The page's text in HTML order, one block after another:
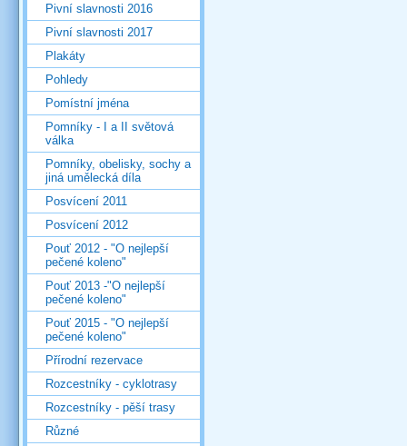
Pivní slavnosti 2016
Pivní slavnosti 2017
Plakáty
Pohledy
Pomístní jména
Pomníky - I a II světová
válka
Pomníky, obelisky, sochy a
jiná umělecká díla
Posvícení 2011
Posvícení 2012
Pouť 2012 - "O nejlepší
pečené koleno"
Pouť 2013 -"O nejlepší
pečené koleno"
Pouť 2015 - "O nejlepší
pečené koleno"
Přírodní rezervace
Rozcestníky - cyklotrasy
Rozcestníky - pěší trasy
Různé